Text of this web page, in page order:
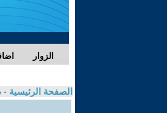
الزوار
الصفحة الرئيسية -